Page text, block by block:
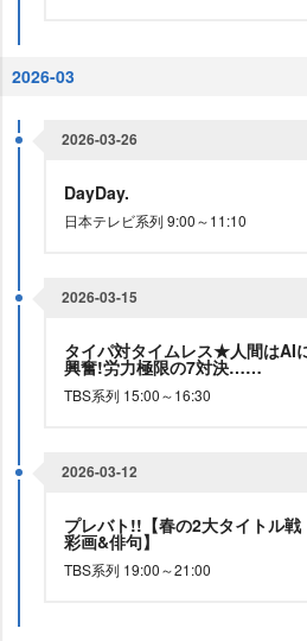
2026-03
2026-03-26
DayDay.
日本テレビ系列 9:00～11:10
2026-03-15
タイパ対タイムレス★人間はAI
興奮!労力極限の7対決……
TBS系列 15:00～16:30
2026-03-12
プレバト!!【春の2大タイトル
彩画&俳句】
TBS系列 19:00～21:00